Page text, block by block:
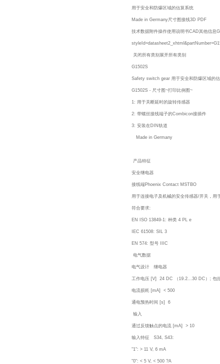
用于安全和防爆区域的估算系统
Made in Germany尺寸图接线3D PDF
技术数据附件操作使用说明书CAD其他信
关闭所有类别展开所有类别
G1502S
Safety switch gear 用于安全和防爆区域的
G1502S - 尺寸图~打印比例图~
1: 用于关断延时的旋转传感器
2: 带螺丝接线端子的Combicon接插件
3: 安装在DIN轨道
Made in Germany
产品特征
安全继电器
接线端Phoenix Contact MSTBO
用于连接电子及机械的安全传感器/开关，用
符合要求:
EN ISO 13849-1: 种类 4 PL e
IEC 61508: SIL 3
EN 574: 型号 IIIC
电气数据
电气设计 继电器
工作电压 [V] 24 DC （19.2...30 DC）; 包
电流损耗 [mA] < 500
通电预热时间 [s] 6
输入
通过反馈触点的电流 [mA] > 10
输入特征 S34, S43:
"1": > 11 V, 6 mA
"0": < 5 V, < 500 ?A